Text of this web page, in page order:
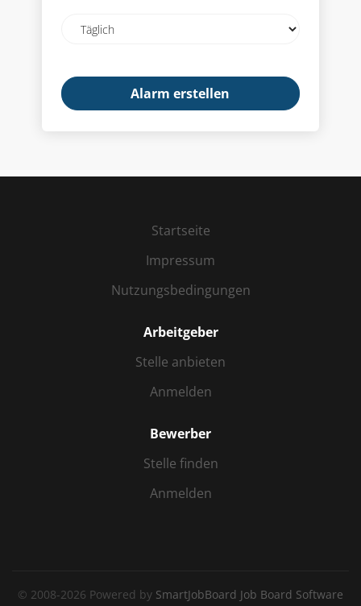
frequency
Startseite
Impressum
Nutzungsbedingungen
Arbeitgeber
Stelle anbieten
Anmelden
Bewerber
Stelle finden
Anmelden
© 2008-2026 Powered by SmartJobBoard Job Board Software